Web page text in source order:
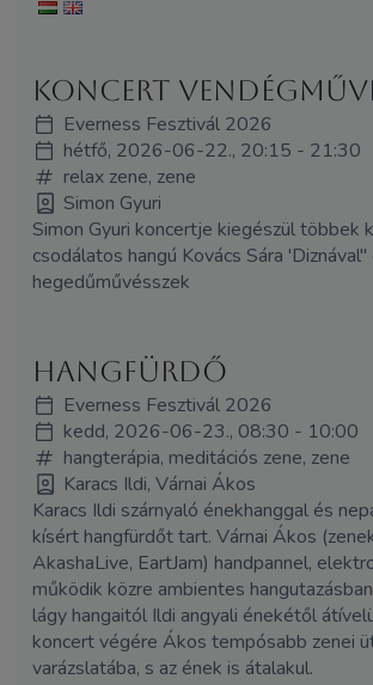
koncert
Everness Fesztivál 2026
hétfő, 2026-06-22., 20:15 - 21:30
relax zene, zene
Simon Gyuri
Simon Gyuri koncertje kiegészül többek
csodálatos hangú Kovács Sára
hegedűművésszek
Hangfürdő
Everness Fesztivál 2026
kedd, 2026-06-23., 08:30 - 10:00
hangterápia, meditációs zene, zene
Karacs Ildi, Várnai Ákos
Karacs Ildi szárnyaló énekhanggal és
kísért hangfürdőt tart. Várnai Ákos
AkashaLive, EartJam) handpannel,
működik közre ambientes
lágy hangaitól Ildi angyali énekétől
koncert végére Ákos tempósabb zenei
varázslatába, s az ének is átalakul.